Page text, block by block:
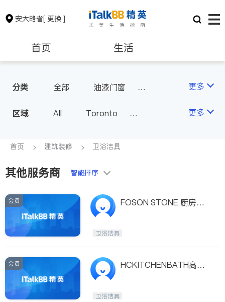
安大略省[ 更换 ]
首页 生活
保险理财 房地产租售
银行贷款 会计师
建筑装修
分类 全部
油漆门窗
地板建材
水电冷暖
更多
区域 All
Toronto
Scarborough
North York
Brampton
Kitchener
Newmarket
Stouffville
Maple
Waterloo
Guelph
Ajax
更多
首页 建筑装修 卫浴洁具
其他服务商 智能排序
会员
FOSON STONE 厨房台
卫浴洁具
会员
HCKITCHENBATH高档
卫浴洁具